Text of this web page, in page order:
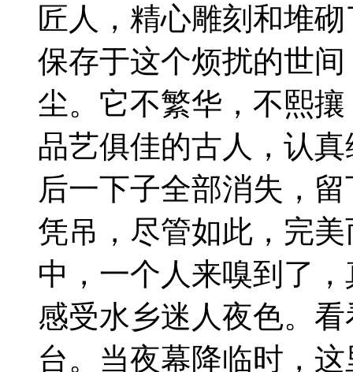
匠人，精心雕刻和堆
保存于这个烦扰的世
尘。它不繁华，不熙
品艺俱佳的古人，认
后一下子全部消失，
凭吊，尽管如此，完
中，一个人来嗅到了
感受水乡迷人夜色。
台。当夜幕降临时，